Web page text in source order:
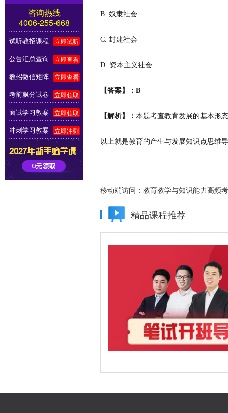
B. 奴隶社会
C. 封建社会
D. 资本主义社会
【答案】： B
【解析】 ： 本题考查教育发展的基本形
以上就是教育的产生与发展知识点思维
移动端访问： 教育教学与知识能力高频
精品课程推荐
咨询热线
4006-255-668
试听教招课程 立即试听
公告汇总查询 立即查看
教招微信矩阵 立即查看
考前飙分试卷 立即领取
面试学习教案 立即领取
冲刺学习教案 立即冲刺